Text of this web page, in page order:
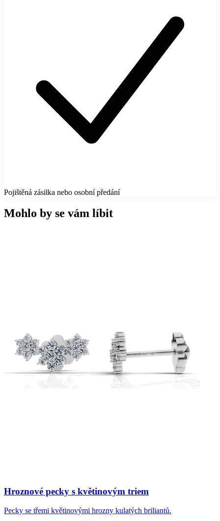
Pojištěná zásilka nebo osobní předání
Mohlo by se vám líbit
Hroznové pecky s květinovým triem
Pecky se třemi květinovými hrozny kulatých briliantů.